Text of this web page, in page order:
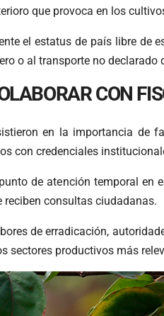
que provoca en los
el estatus de país libre de
o al transporte no declarado
CON
en la importancia de
con credenciales
de atención temporal en
reciben consultas ciudadanas.
de erradicación,
sectores productivos más